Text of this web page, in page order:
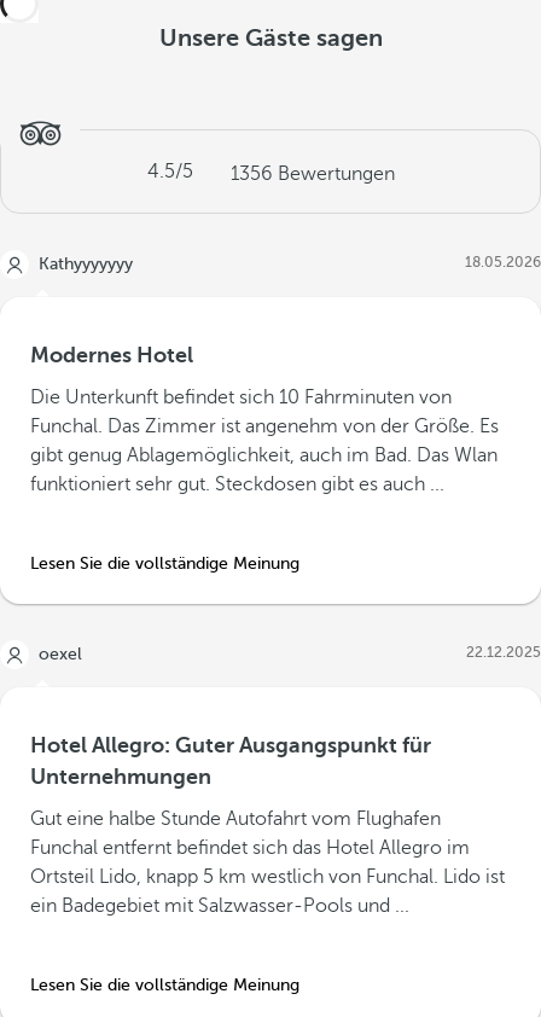
Unsere Gäste sagen
4.5/5 1356 Bewertungen
Kathyyyyyyy 18.05.2026
Modernes Hotel
Die Unterkunft befindet sich 10 Fahrminuten von
Funchal. Das Zimmer ist angenehm von der Größe. Es
gibt genug Ablagemöglichkeit, auch im Bad. Das Wlan
funktioniert sehr gut. Steckdosen gibt es auch ...
Lesen Sie die vollständige Meinung
oexel 22.12.2025
Hotel Allegro: Guter Ausgangspunkt für
Unternehmungen
Gut eine halbe Stunde Autofahrt vom Flughafen
Funchal entfernt befindet sich das Hotel Allegro im
Ortsteil Lido, knapp 5 km westlich von Funchal. Lido ist
ein Badegebiet mit Salzwasser-Pools und ...
Lesen Sie die vollständige Meinung